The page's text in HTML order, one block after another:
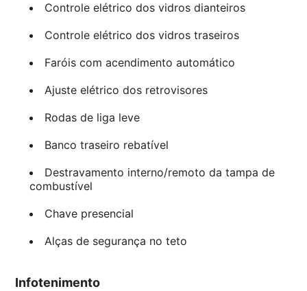
Controle elétrico dos vidros dianteiros
Controle elétrico dos vidros traseiros
Faróis com acendimento automático
Ajuste elétrico dos retrovisores
Rodas de liga leve
Banco traseiro rebatível
Destravamento interno/remoto da tampa de
combustível
Chave presencial
Alças de segurança no teto
Infotenimento